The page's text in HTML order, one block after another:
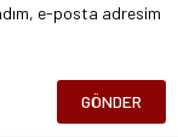
e-posta adresim